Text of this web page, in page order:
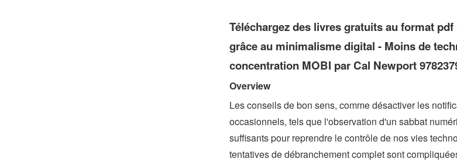
Téléchargez des livres gratuits au format
grâce au minimalisme digital - Moins de
concentration MOBI par Cal Newport
Overview
Les conseils de bon sens, comme désactiver les
occasionnels, tels que l'observation d'un sabbat
suffisants pour reprendre le contrôle de nos vies
tentatives de débranchement complet sont